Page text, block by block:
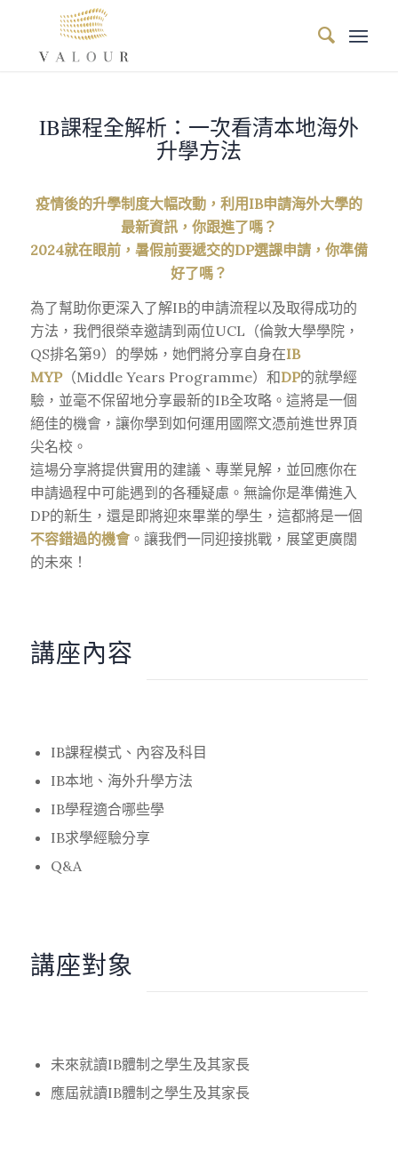
IB課程全解析：一次看清本地海外
升學方法
疫情後的升學制度大幅改動，利用IB申請海外大學的
最新資訊，你跟進了嗎？
2024就在眼前，暑假前要遞交的DP選課申請，你準備
好了嗎？
為了幫助你更深入了解IB的申請流程以及取得成功的
方法，我們很榮幸邀請到兩位UCL（倫敦大學學院，
QS排名第9）的學姊，她們將分享自身在IB
MYP（Middle Years Programme）和DP的就學經
驗，並毫不保留地分享最新的IB全攻略。這將是一個
絕佳的機會，讓你學到如何運用國際文憑前進世界頂
尖名校。
這場分享將提供實用的建議、專業見解，並回應你在
申請過程中可能遇到的各種疑慮。無論你是準備進入
DP的新生，還是即將迎來畢業的學生，這都將是一個
不容錯過的機會。讓我們一同迎接挑戰，展望更廣闊
的未來！
講座內容
IB課程模式、內容及科目
IB本地、海外升學方法
IB學程適合哪些學
IB求學經驗分享
Q&A
講座對象
未來就讀IB體制之學生及其家長
應屆就讀IB體制之學生及其家長